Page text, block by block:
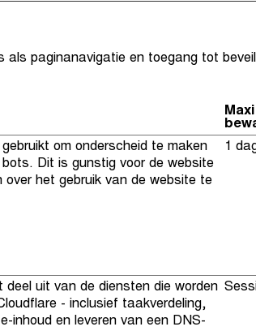
paginanavigatie en toegang tot
om onderscheid te maken
Dit is gunstig voor de website
over het gebruik van de website te
1
deel uit van de diensten die worden
- inclusief taakverdeling,
inhoud en leveren van een DNS-